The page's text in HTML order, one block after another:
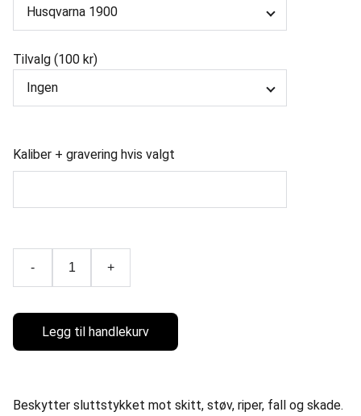
Tilvalg (100 kr)
Kaliber + gravering hvis valgt
- +
Legg til handlekurv
Beskytter sluttstykket mot skitt, støv, riper, fall og skade.